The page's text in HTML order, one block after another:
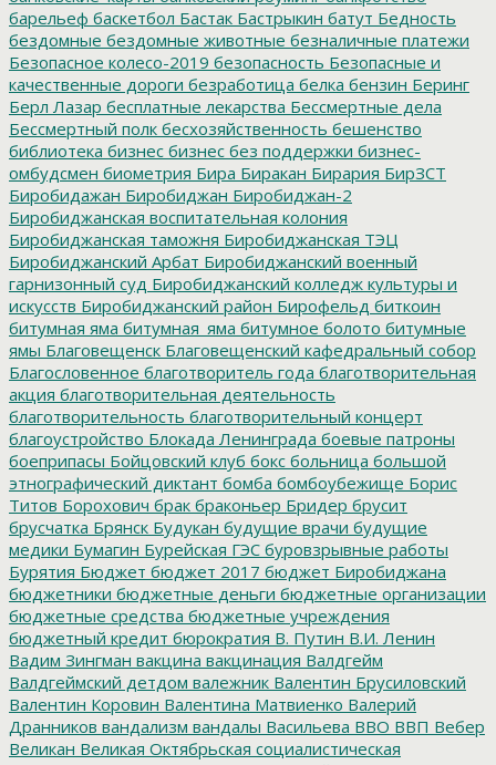
барельеф баскетбол Бастак Бастрыкин батут Бедность
бездомные бездомные животные безналичные платежи
Безопасное колесо-2019 безопасность Безопасные и
качественные дороги безработица белка бензин Беринг
Берл Лазар бесплатные лекарства Бессмертные дела
Бессмертный полк бесхозяйственность бешенство
библиотека бизнес бизнес без поддержки бизнес-
омбудсмен биометрия Бира Биракан Бирария БирЗСТ
Биробидажан Биробиджан Биробиджан-2
Биробиджанская воспитательная колония
Биробиджанская таможня Биробиджанская ТЭЦ
Биробиджанский Арбат Биробиджанский военный
гарнизонный суд Биробиджанский колледж культуры и
искусств Биробиджанский район Бирофельд биткоин
битумная яма битумная_яма битумное болото битумные
ямы Благовещенск Благовещенский кафедральный собор
Благословенное благотворитель года благотворительная
акция благотворительная деятельность
благотворительность благотворительный концерт
благоустройство Блокада Ленинграда боевые патроны
боеприпасы Бойцовский клуб бокс больница большой
этнографический диктант бомба бомбоубежище Борис
Титов Борохович брак браконьер Бридер брусит
брусчатка Брянск Будукан будущие врачи будущие
медики Бумагин Бурейская ГЭС буровзрывные работы
Бурятия Бюджет бюджет 2017 бюджет Биробиджана
бюджетники бюджетные деньги бюджетные организации
бюджетные средства бюджетные учреждения
бюджетный кредит бюрократия В. Путин В.И. Ленин
Вадим Зингман вакцина вакцинация Валдгейм
Валдгеймский детдом валежник Валентин Брусиловский
Валентин Коровин Валентина Матвиенко Валерий
Дранников вандализм вандалы Васильева ВВО ВВП Вебер
Великан Великая Октябрьская социалистическая